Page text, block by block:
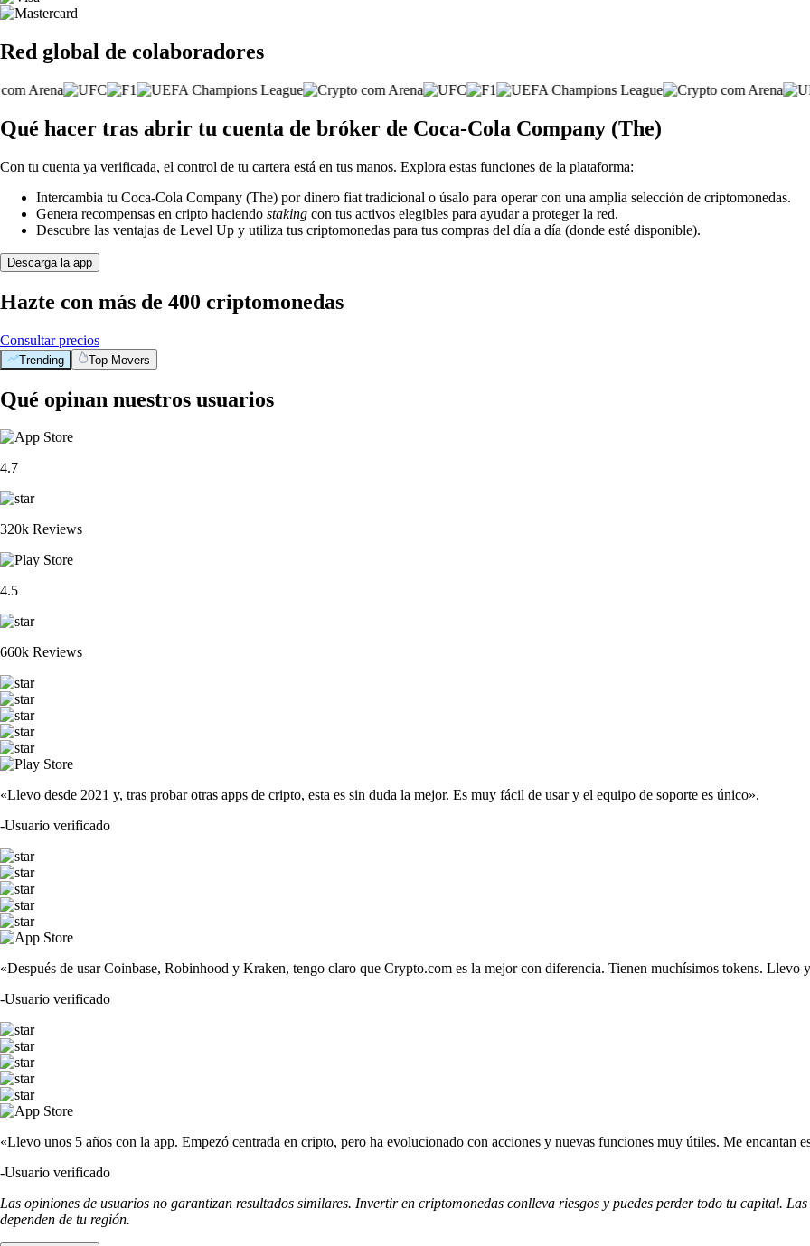
Red global de colaboradores
Qué hacer tras abrir tu cuenta de bróker de Coca-Cola Company (The)
Con tu cuenta ya verificada, el control de tu cartera está en tus manos. Explora estas funciones de la plataforma:
Intercambia tu Coca-Cola Company (The) por dinero fiat tradicional o úsalo para operar con una amplia selección de criptomonedas.
Genera recompensas en cripto haciendo staking con tus activos elegibles para ayudar a proteger la red.
Descubre las ventajas de Level Up y utiliza tus criptomonedas para tus compras del día a día (donde esté disponible).
Descarga la app
Hazte con más de 400 criptomonedas
Consultar precios
Trending Top Movers
Qué opinan nuestros usuarios
4.7
320k Reviews
4.5
660k Reviews
«Llevo desde 2021 y, tras probar otras apps de cripto, esta es sin duda la mejor. Es muy fácil de usar y el equipo de soporte es único».
-Usuario verificado
«Después de usar Coinbase, Robinhood y Kraken, tengo claro que Crypto.com es la mejor con diferencia. Tienen muchísimos tokens.
-Usuario verificado
«Llevo unos 5 años con la app. Empezó centrada en cripto, pero ha evolucionado con acciones y nuevas funciones muy útiles. Me encantan
-Usuario verificado
Las opiniones de usuarios no garantizan resultados similares. Invertir en criptomonedas conlleva riesgos y puedes perder todo tu capital.
dependen de tu región.